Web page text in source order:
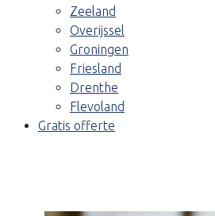
Zeeland
Overijssel
Groningen
Friesland
Drenthe
Flevoland
Gratis offerte